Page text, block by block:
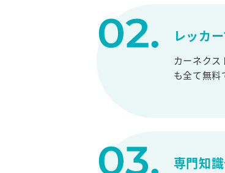
レッカ
カーネク
も全て無料
専門知